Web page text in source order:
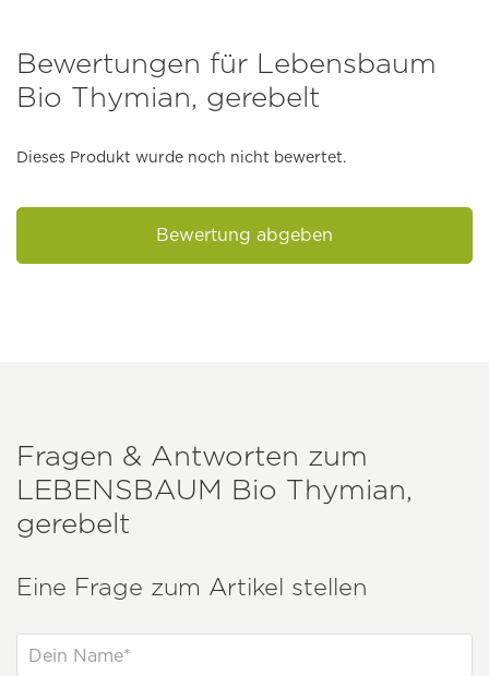
Bewertungen für Lebensbaum
Bio Thymian, gerebelt
Dieses Produkt wurde noch nicht bewertet.
Bewertung abgeben
Fragen & Antworten zum
LEBENSBAUM Bio Thymian,
gerebelt
Eine Frage zum Artikel stellen